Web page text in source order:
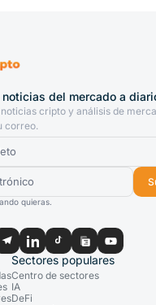
del mercado a
cripto y análisis de
correo.
quieras.
Sectores populares
Centro de sectores
IA
DeFi